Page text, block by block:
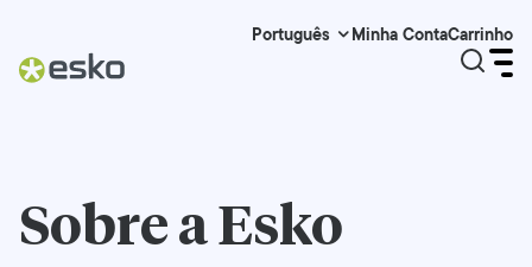
Português Minha ContaCarrinho
Sobre a Esko